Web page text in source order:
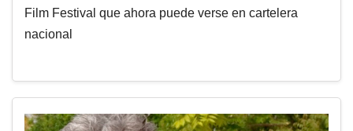
Film Festival que ahora puede verse en cartelera
nacional